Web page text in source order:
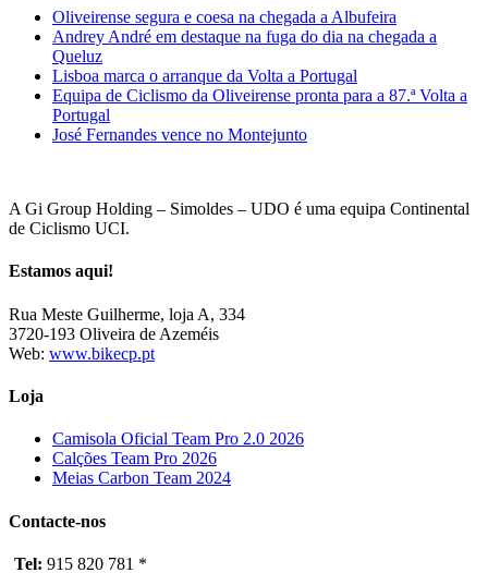
Oliveirense segura e coesa na chegada a Albufeira
Andrey André em destaque na fuga do dia na chegada a
Queluz
Lisboa marca o arranque da Volta a Portugal
Equipa de Ciclismo da Oliveirense pronta para a 87.ª Volta a
Portugal
José Fernandes vence no Montejunto
A Gi Group Holding – Simoldes – UDO é uma equipa Continental
de Ciclismo UCI.
Estamos aqui!
Rua Meste Guilherme, loja A, 334
3720-193 Oliveira de Azeméis
Web: www.bikecp.pt
Loja
Camisola Oficial Team Pro 2.0 2026
Calções Team Pro 2026
Meias Carbon Team 2024
Contacte-nos
Tel: 915 820 781 *